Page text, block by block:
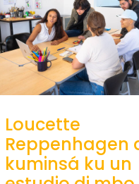
Loucette
Reppenhagen
kuminsá ku un